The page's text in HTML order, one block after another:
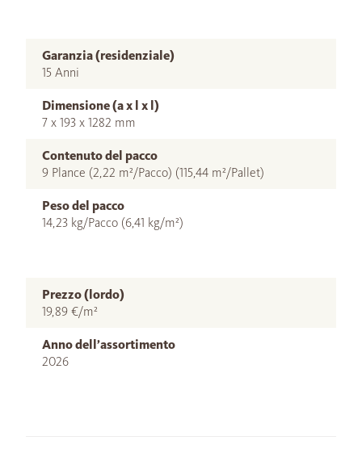
Garanzia (residenziale)
15 Anni
Dimensione (a x l x l)
7 x 193 x 1282 mm
Contenuto del pacco
9 Plance (2,22 m²/Pacco) (115,44 m²/Pallet)
Peso del pacco
14,23 kg/Pacco (6,41 kg/m²)
Prezzo (lordo)
19,89 €/m²
Anno dell’assortimento
2026